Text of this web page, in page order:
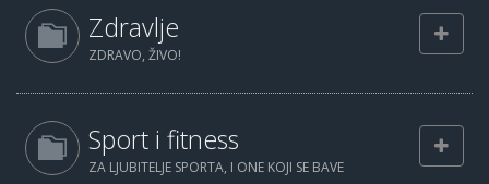
Zdravlje
ZDRAVO, ŽIVO!
Sport i fitness
ZA LJUBITELJE SPORTA, I ONE KOJI SE BAVE